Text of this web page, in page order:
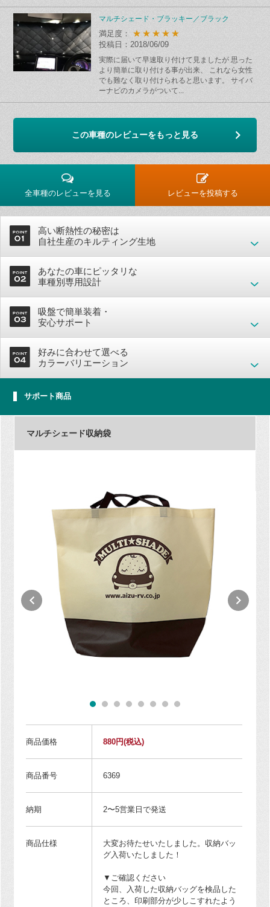
マルチシェード・ブラッキー／ブラック
満足度： ★★★★★
投稿日：2018/06/09
実際に届いて早速取り付けて見ましたが 思った
より簡単に取り付ける事が出来、 これなら女性
でも難なく取り付けられると思います。 サイバ
ーナビのカメラがついて...
この車種のレビューをもっと見る
全車種のレビューを見る レビューを投稿する
高い断熱性の秘密は
自社生産のキルティング生地
あなたの車にピッタリな
車種別専用設計
吸盤で簡単装着・
安心サポート
好みに合わせて選べる
カラーバリエーション
サポート商品
マルチシェード収納袋
商品価格 880円(税込)
商品番号 6369
納期 2〜5営業日で発送
商品仕様
大変お待たせいたしました。収納バッ
グ入荷いたしました！
▼ご確認ください
今回、入荷した収納バッグを検品した
ところ、印刷部分が少しこすれたよう